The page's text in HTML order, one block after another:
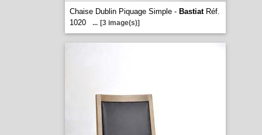
Chaise Dublin Piquage Simple - BastiatRéf.
1020
... [3 image(s)]